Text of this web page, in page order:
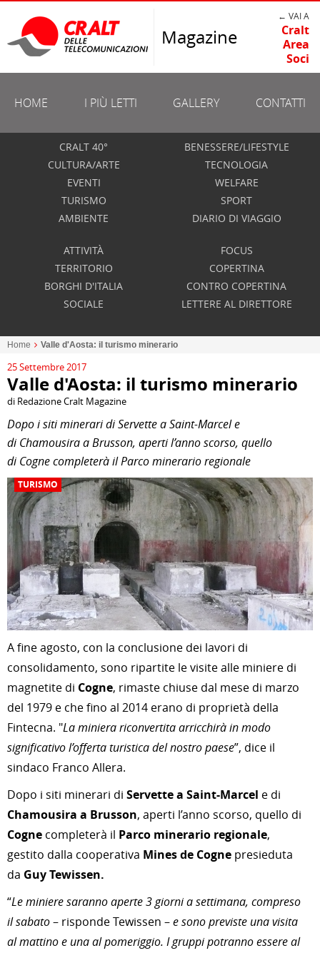
Magazine
← VAI A
Cralt
Area
Soci
HOME I PIÙ LETTI GALLERY CONTATTI
CRALT 40°
CULTURA/ARTE
EVENTI
TURISMO
AMBIENTE
BENESSERE/LIFESTYLE
TECNOLOGIA
WELFARE
SPORT
DIARIO DI VIAGGIO
ATTIVITÀ
TERRITORIO
BORGHI D'ITALIA
SOCIALE
FOCUS
COPERTINA
CONTRO COPERTINA
LETTERE AL DIRETTORE
Home Valle d'Aosta: il turismo minerario
25 Settembre 2017
Valle d'Aosta: il turismo minerario
di Redazione Cralt Magazine
Dopo i siti minerari di Servette a Saint-Marcel e
di Chamousira a Brusson, aperti l’anno scorso, quello
di Cogne completerà il Parco minerario regionale
TURISMO
A fine agosto, con la conclusione dei lavori di
consolidamento, sono ripartite le visite alle miniere di
magnetite di Cogne, rimaste chiuse dal mese di marzo
del 1979 e che fino al 2014 erano di proprietà della
Fintecna. "La miniera riconvertita arricchirà in modo
significativo l’offerta turistica del nostro paese”, dice il
sindaco Franco Allera.
Dopo i siti minerari di Servette a Saint-Marcel e di
Chamousira a Brusson, aperti l’anno scorso, quello di
Cogne completerà il Parco minerario regionale,
gestito dalla cooperativa Mines de Cogne presieduta
da Guy Tewissen.
“Le miniere saranno aperte 3 giorni a settimana, compreso
il sabato– risponde Tewissen –e sono previste una visita
al mattino e una al pomeriggio. I gruppi potranno essere al